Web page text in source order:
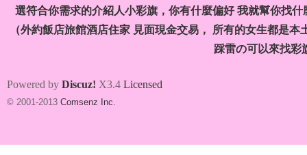
選符合你需求的介紹人小彩旗，你有什麼偏好 我就幫你找
（外約飯店旅館酒店住家 見面現金交易， 所有的女生都是
踩雷の可以來找彩
Powered by Discuz! X3.4 Licensed
© 2001-2013 Comsenz Inc.